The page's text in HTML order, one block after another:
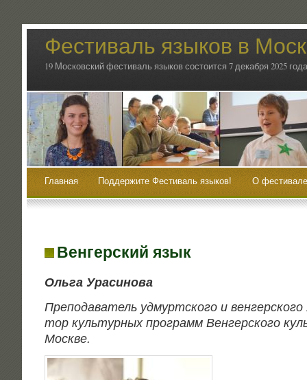
Фестиваль языков в
19 Московский фестиваль языков состоится 7 декабря 2025
Главная Поддержите Фестиваль языков! О
Венгерский язык
Оль­га Урасинова
Пре­по­да­ва­тель удмурт­ско­го и
тор куль­тур­ных про­грамм Вен­гер­ско­го
Москве.